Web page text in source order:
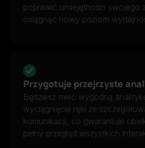
poprawić umiejętności swojego
osiągnąć nowy poziom
Przygotuje przejrzyste
Będziesz mieć wygodną
wyciągnięcie ręki ze
komunikacji, co gwarantuje
pełny przegląd wszystkich